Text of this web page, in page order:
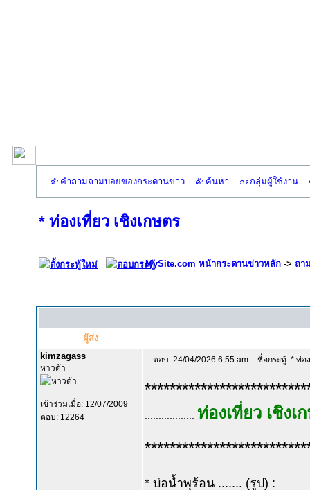
คำถามถามบ่อยของกระดานข่าว ค้นหา กลุ่มผู้ใช้งาน
* ท่องเที่ยว เชิงเกษตร
MySite.com หน้ากระดานข่าวหลัก -> ถา
ผู้ส่ง
kimzagass
หาวด้า
เข้าร่วมเมื่อ: 12/07/2009
ตอบ: 12264
ตอบ: 24/04/2026 6:55 am ชื่อกระทู้: * ท่อ
ท่องเที่ยว เชิงเ
* บ่อน้ำพุร้อน ....... (รูป) :